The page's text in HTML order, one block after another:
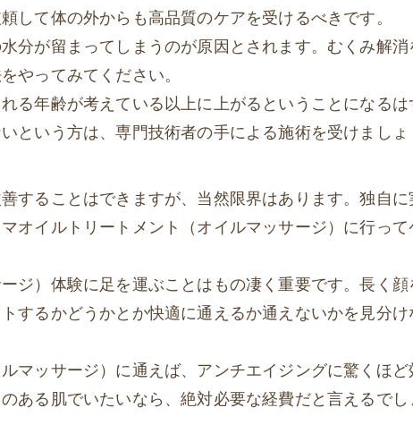
して体の外からも高品質のケアを受けるべきです。
分が留まってしまうのが原因とされます。むくみ解消
やってみてください。
る年齢が考えている以上に上がるということになるは
という方は、専門技術者の手による施術を受けましょ
することはできますが、当然限界はあります。独自に
オイルトリートメント（オイルマッサージ）に行って
ジ）体験に足を運ぶことはもの凄く重要です。長く顔
するかどうかとか快適に通えるか通えないかを見分け
マッサージ）に通えば、アンチエイジングに驚くほど
ある肌でいたいなら、絶対必要な経費だと言えるでし